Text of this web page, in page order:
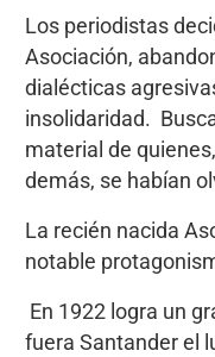
Los periodistas
Asociación,
dialécticas
insolidaridad.
material de
demás, se habían
La recién nacida
notable
En 1922 logra un
fuera Santander el